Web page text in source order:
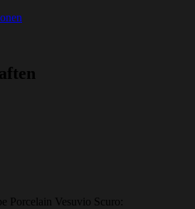
Porcelain Vesuvio Scuro: